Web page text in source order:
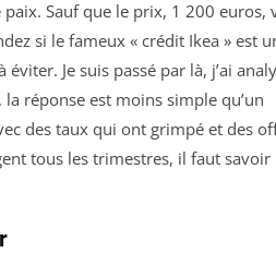
Sauf que le prix, 1 200 euros,
si le fameux « crédit Ikea » est
Je suis passé par là, j’ai
réponse est moins simple qu’un
des taux qui ont grimpé et des
tous les trimestres, il faut savoir